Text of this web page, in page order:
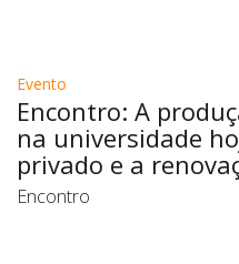
Evento
Encontro: A
na universidade
privado e a
Encontro